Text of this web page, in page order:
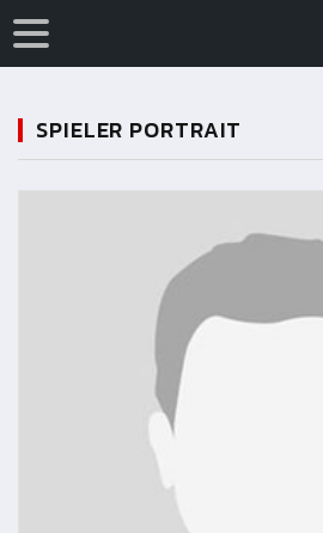
SPIELER PORTRAIT